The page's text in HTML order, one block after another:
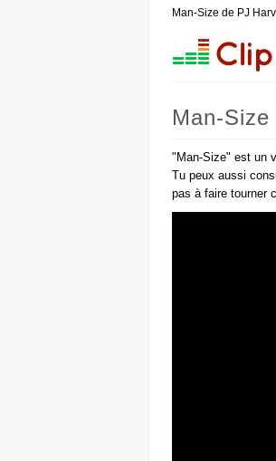
Man-Size de PJ
Man-
"Man-Size" est un
Tu peux aussi
pas à faire tourner